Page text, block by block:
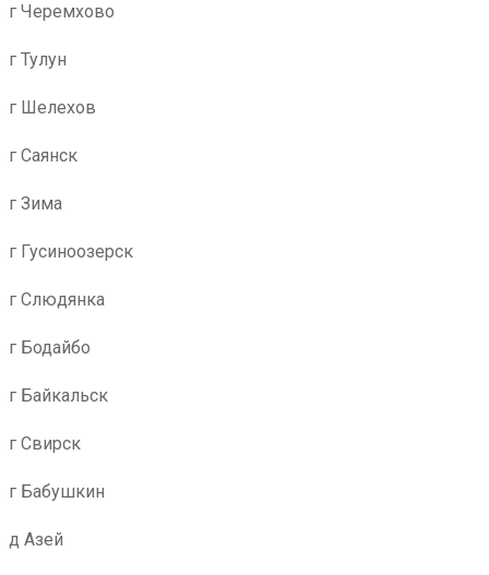
г Черемхово
г Тулун
г Шелехов
г Саянск
г Зима
г Гусиноозерск
г Слюдянка
г Бодайбо
г Байкальск
г Свирск
г Бабушкин
д Азей